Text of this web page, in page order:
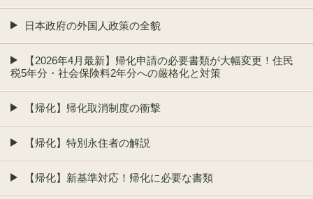
日本政府の外国人政策の全貌
【2026年4月最新】帰化申請の必要書類が大幅変更！住民
税5年分・社会保険料2年分への厳格化と対策
【帰化】帰化取消制度の衝撃
【帰化】特別永住者の解説
【帰化】新基準対応！帰化に必要な書類